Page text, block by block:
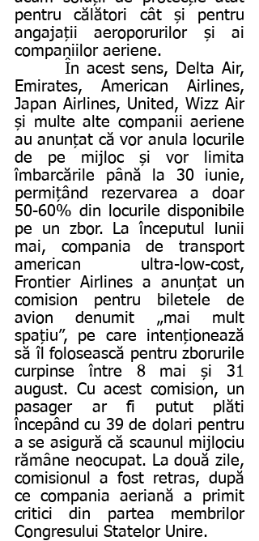
pentru călători cât și pentru
angajații aeroporurilor și ai
companiilor aeriene.
Emirates, American Airlines,
Japan Airlines, United, Wizz Air
și multe alte companii aeriene
au anunțat că vor anula locurile
de pe mijloc și vor limita
îmbarcările până la 30 iunie,
permițând rezervarea a doar
50-60% din locurile disponibile
pe un zbor. La începutul lunii
mai, compania de transport
american ultra-low-cost,
Frontier Airlines a anunțat un
comision pentru biletele de
avion denumit „mai mult
spațiu”, pe care intenționează
să îl folosească pentru zborurile
curpinse între 8 mai și 31
august. Cu acest comision, un
pasager ar fi putut plăti
începând cu 39 de dolari pentru
a se asigură că scaunul mijlociu
rămâne neocupat. La două zile,
comisionul a fost retras, după
ce compania aeriană a primit
critici din partea membrilor
Congresului Statelor Unire.